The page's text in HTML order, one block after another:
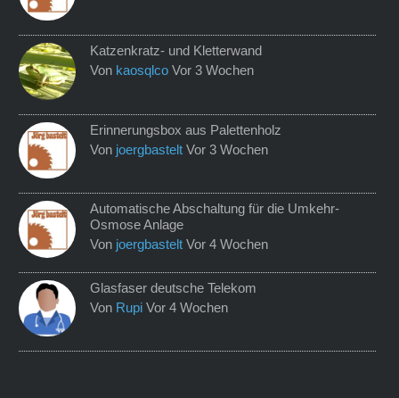
Katzenkratz- und Kletterwand
Von kaosqlco Vor 3 Wochen
Erinnerungsbox aus Palettenholz
Von joergbastelt Vor 3 Wochen
Automatische Abschaltung für die Umkehr-
Osmose Anlage
Von joergbastelt Vor 4 Wochen
Glasfaser deutsche Telekom
Von Rupi Vor 4 Wochen